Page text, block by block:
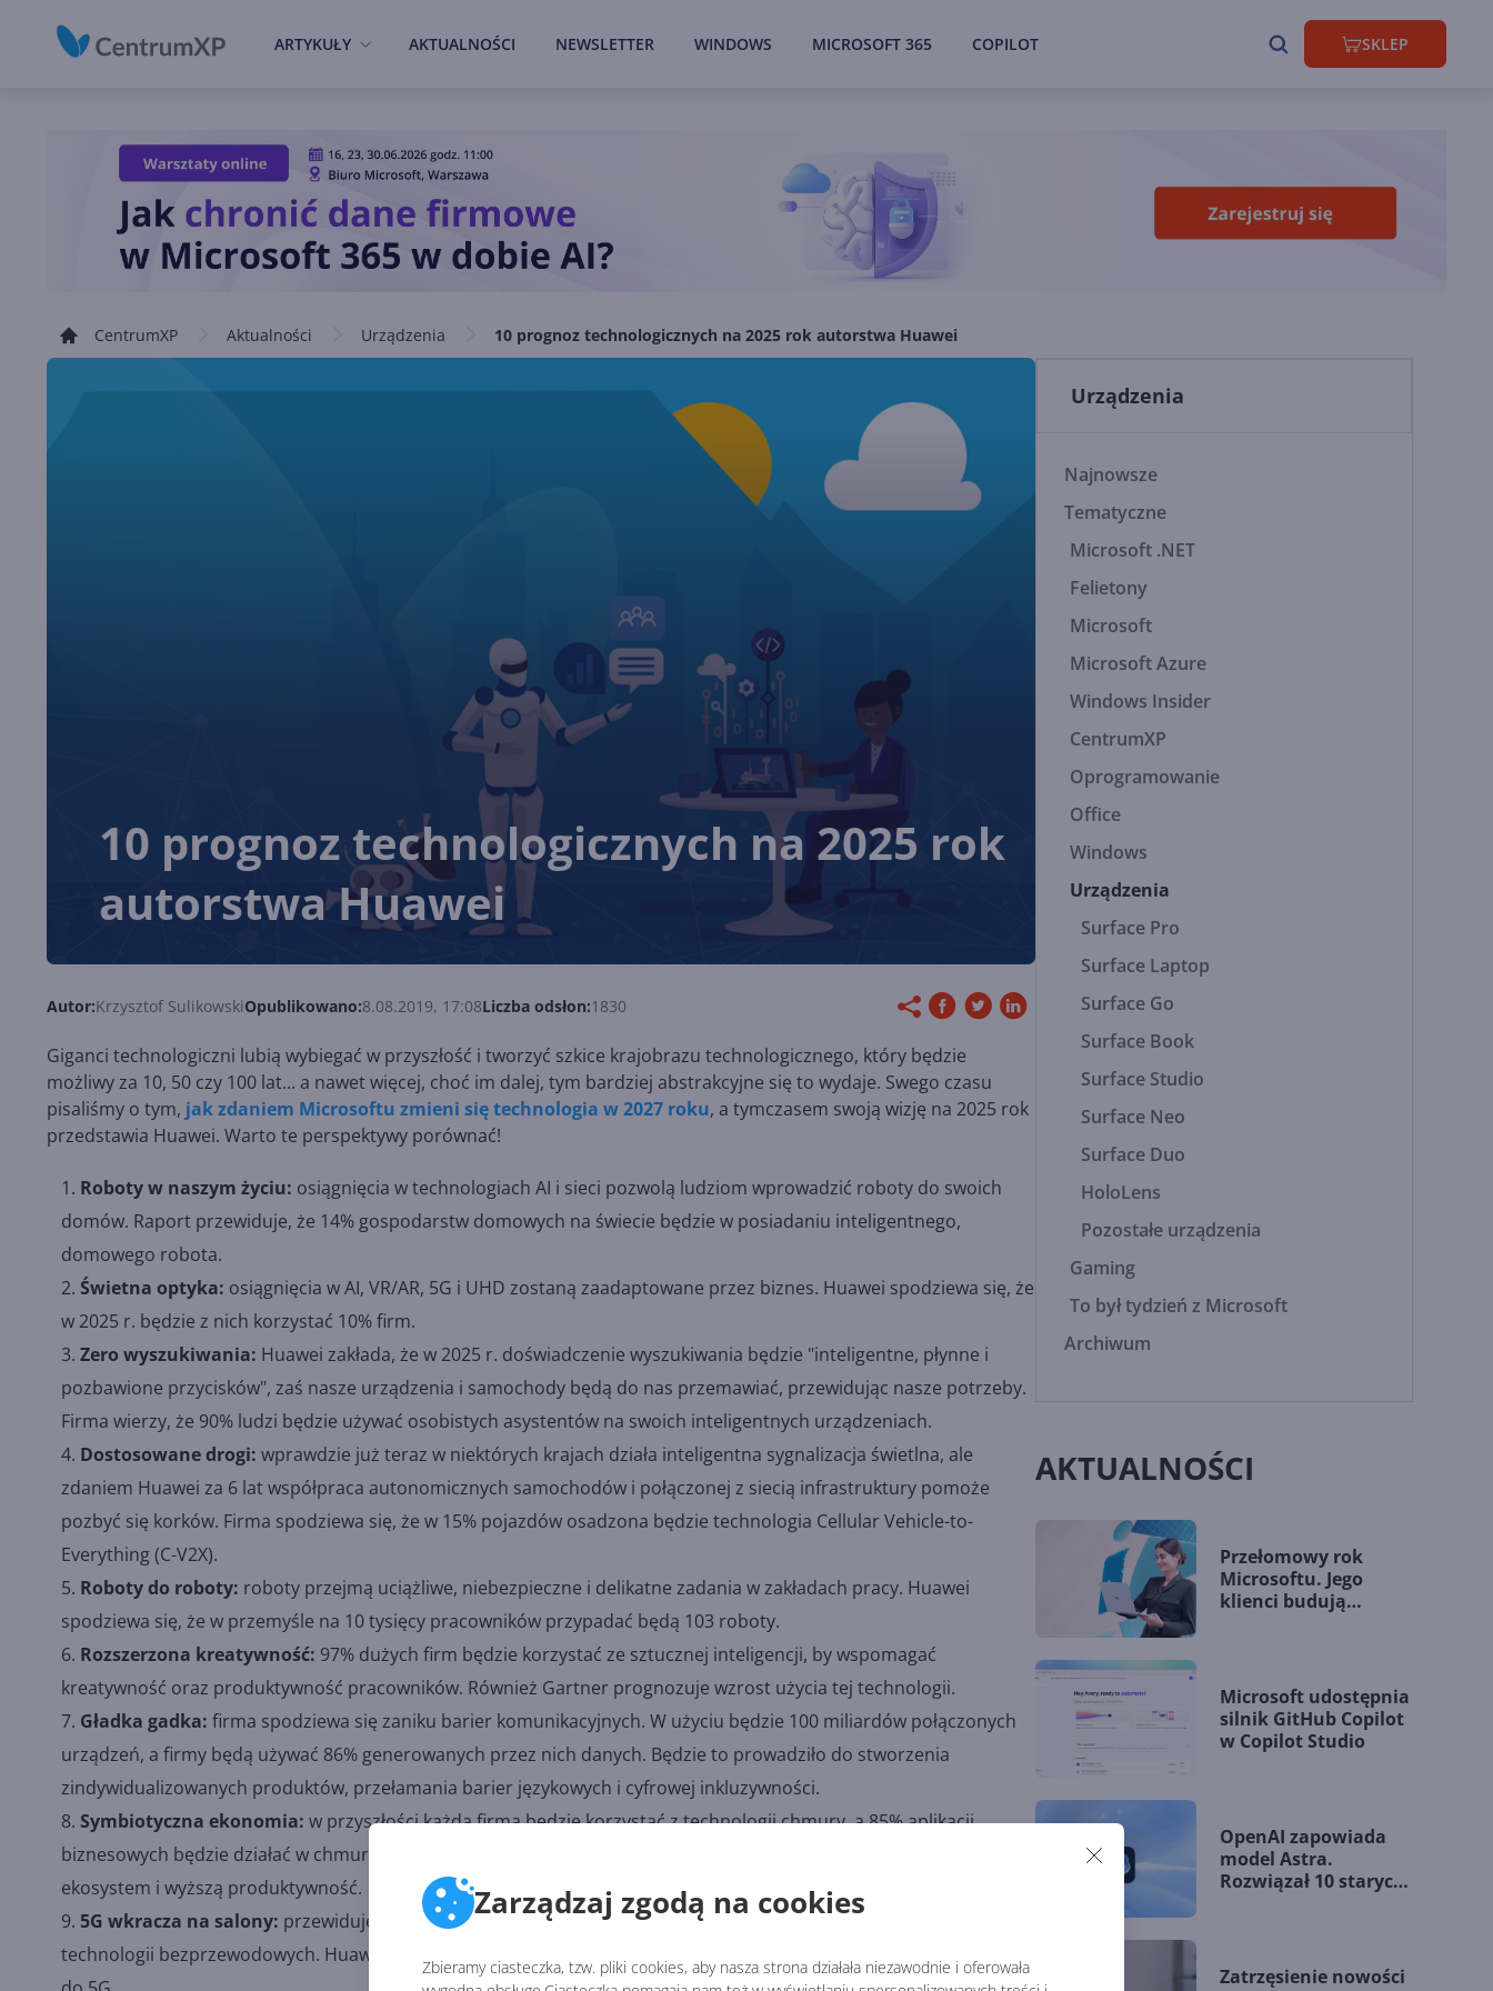
Zarządzaj zgodą na cookies
Zbieramy ciasteczka, tzw. pliki cookies, aby nasza strona działała niezawodnie i oferowała
ARTYKUŁY AKTUALNOŚCI NEWSLETTER WINDOWS MICROSOFT 365 COPILOT SKLEP
CentrumXP Aktualności Urządzenia 10 prognoz technologicznych na 2025 rok autorstwa Huawei
10 prognoz technologicznych na 2025 rok
autorstwa Huawei
Autor:Krzysztof SulikowskiOpublikowano:8.08.2019, 17:08Liczba odsłon:1830
Giganci technologiczni lubią wybiegać w przyszłość i tworzyć szkice krajobrazu technologicznego, który będzie
możliwy za 10, 50 czy 100 lat... a nawet więcej, choć im dalej, tym bardziej abstrakcyjne się to wydaje. Swego czasu
pisaliśmy o tym, jak zdaniem Microsoftu zmieni się technologia w 2027 roku, a tymczasem swoją wizję na 2025 rok
przedstawia Huawei. Warto te perspektywy porównać!
Roboty w naszym życiu: osiągnięcia w technologiach AI i sieci pozwolą ludziom wprowadzić roboty do swoich
domów. Raport przewiduje, że 14% gospodarstw domowych na świecie będzie w posiadaniu inteligentnego,
domowego robota.
Świetna optyka: osiągnięcia w AI, VR/AR, 5G i UHD zostaną zaadaptowane przez biznes. Huawei spodziewa się, że
w 2025 r. będzie z nich korzystać 10% firm.
Zero wyszukiwania: Huawei zakłada, że w 2025 r. doświadczenie wyszukiwania będzie "inteligentne, płynne i
pozbawione przycisków", zaś nasze urządzenia i samochody będą do nas przemawiać, przewidując nasze potrzeby.
Firma wierzy, że 90% ludzi będzie używać osobistych asystentów na swoich inteligentnych urządzeniach.
Dostosowane drogi: wprawdzie już teraz w niektórych krajach działa inteligentna sygnalizacja świetlna, ale
zdaniem Huawei za 6 lat współpraca autonomicznych samochodów i połączonej z siecią infrastruktury pomoże
pozbyć się korków. Firma spodziewa się, że w 15% pojazdów osadzona będzie technologia Cellular Vehicle-to-
Everything (C-V2X).
Roboty do roboty: roboty przejmą uciążliwe, niebezpieczne i delikatne zadania w zakładach pracy. Huawei
spodziewa się, że w przemyśle na 10 tysięcy pracowników przypadać będą 103 roboty.
Rozszerzona kreatywność: 97% dużych firm będzie korzystać ze sztucznej inteligencji, by wspomagać
kreatywność oraz produktywność pracowników. Również Gartner prognozuje wzrost użycia tej technologii.
Gładka gadka: firma spodziewa się zaniku barier komunikacyjnych. W użyciu będzie 100 miliardów połączonych
urządzeń, a firmy będą używać 86% generowanych przez nich danych. Będzie to prowadziło do stworzenia
zindywidualizowanych produktów, przełamania barier językowych i cyfrowej inkluzywności.
Symbiotyczna ekonomia: w przyszłości każda firma będzie korzystać z technologii chmury, a 85% aplikacji
biznesowych będzie działać w chmurze. Umożliwi to lepszą współpracę, dzielenie się zasobami, mocniejszy globalny
ekosystem i wyższą produktywność.
5G wkracza na salony: przewiduje się, że 5G będzie adaptowane szybciej niż jakakolwiek wcześniejsza generacja
technologii bezprzewodowych. Huawei spodziewa się, że w 2025 roku 58% światowej populacji będzie miało dostęp
Urządzenia
Najnowsze
Tematyczne
Microsoft .NET
Felietony
Microsoft
Microsoft Azure
Windows Insider
CentrumXP
Oprogramowanie
Office
Windows
Urządzenia
Surface Pro
Surface Laptop
Surface Go
Surface Book
Surface Studio
Surface Neo
Surface Duo
HoloLens
Pozostałe urządzenia
Gaming
To był tydzień z Microsoft
Archiwum
AKTUALNOŚCI
Przełomowy rok
Microsoftu. Jego
klienci budują
Microsoft udostępnia
silnik GitHub Copilot
w Copilot Studio
OpenAI zapowiada
model Astra.
Rozwiązał 10 starych
Zatrzęsienie nowości